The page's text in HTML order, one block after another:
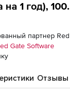
1 год), 100
партнер
Gate Software
Отзывы